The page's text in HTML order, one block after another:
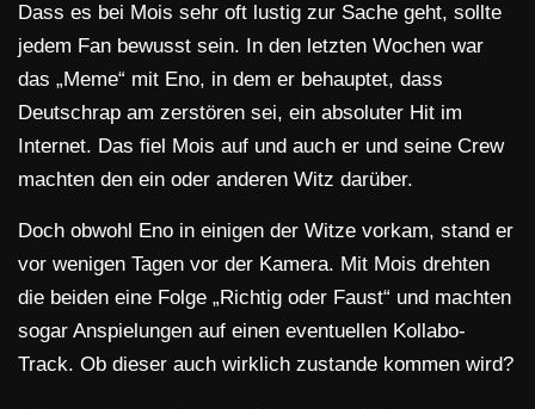
Dass es bei Mois sehr oft lustig zur Sache geht, sollte
jedem Fan bewusst sein. In den letzten Wochen war
das „Meme“ mit Eno, in dem er behauptet, dass
Deutschrap am zerstören sei, ein absoluter Hit im
Internet. Das fiel Mois auf und auch er und seine Crew
machten den ein oder anderen Witz darüber.
Doch obwohl Eno in einigen der Witze vorkam, stand er
vor wenigen Tagen vor der Kamera. Mit Mois drehten
die beiden eine Folge „Richtig oder Faust“ und machten
sogar Anspielungen auf einen eventuellen Kollabo-
Track. Ob dieser auch wirklich zustande kommen wird?